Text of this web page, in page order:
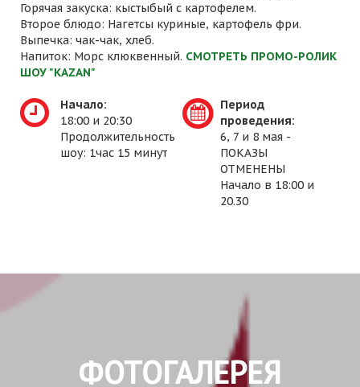
Горячая закуска: кыстыбый с картофелем.
Второе блюдо: Нагетсы куриные, картофель фри.
Выпечка: чак-чак, хлеб.
Напиток: Морс клюквенный. СМОТРЕТЬ ПРОМО-РОЛИК
ШОУ "KAZAN"
Начало:
18:00 и 20:30
Продолжительность
шоу: 1час 15 минут
Период
проведения:
6, 7 и 8 мая -
ПОКАЗЫ
ОТМЕНЕНЫ
Начало в 18:00 и
20.30
ФОТОГАЛЕРЕЯ